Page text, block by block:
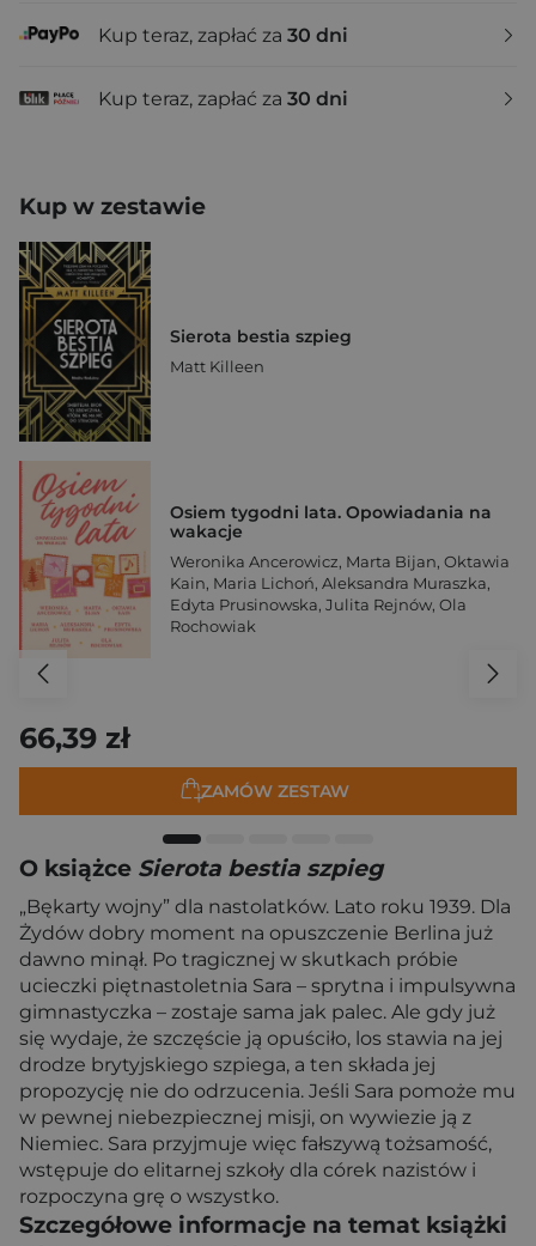
Kup teraz, zapłać za 30 dni
Kup teraz, zapłać za 30 dni
Kup w zestawie
Sierota bestia szpieg
Matt Killeen
Osiem tygodni lata. Opowiadania na
wakacje
Weronika Ancerowicz, Marta Bijan, Oktawia
Kain, Maria Lichoń, Aleksandra Muraszka,
Edyta Prusinowska, Julita Rejnów, Ola
Rochowiak
66,39 zł
ZAMÓW ZESTAW
O książce Sierota bestia szpieg
„Bękarty wojny” dla nastolatków. Lato roku 1939. Dla
Żydów dobry moment na opuszczenie Berlina już
dawno minął. Po tragicznej w skutkach próbie
ucieczki piętnastoletnia Sara – sprytna i impulsywna
gimnastyczka – zostaje sama jak palec. Ale gdy już
się wydaje, że szczęście ją opuściło, los stawia na jej
drodze brytyjskiego szpiega, a ten składa jej
propozycję nie do odrzucenia. Jeśli Sara pomoże mu
w pewnej niebezpiecznej misji, on wywiezie ją z
Niemiec. Sara przyjmuje więc fałszywą tożsamość,
wstępuje do elitarnej szkoły dla córek nazistów i
rozpoczyna grę o wszystko.
Szczegółowe informacje na temat książki